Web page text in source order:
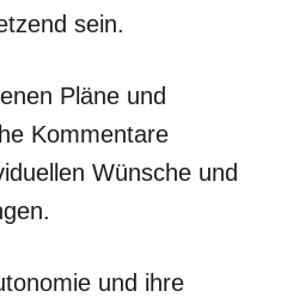
sein.
Pläne und
Kommentare
Wünsche und
und ihre